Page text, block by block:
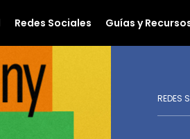
Redes Sociales Guías y
REDES